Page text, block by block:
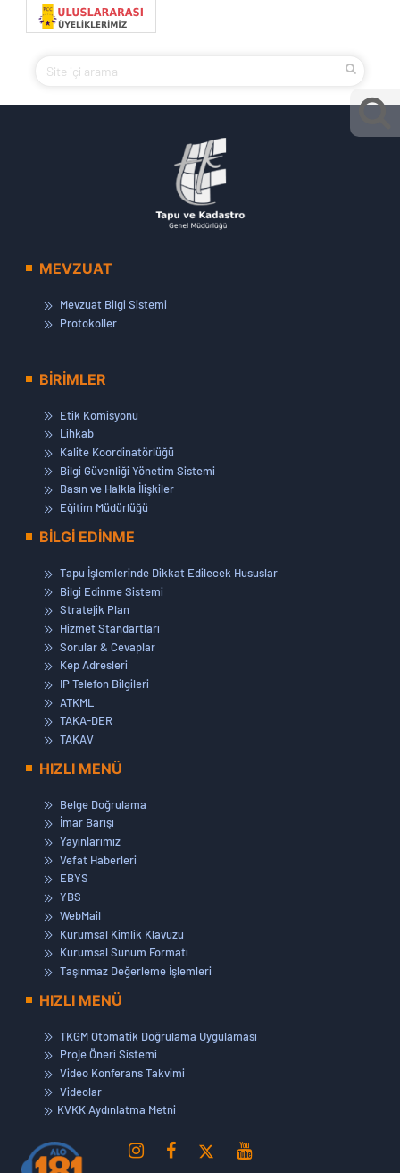
MEVZUAT
Mevzuat Bilgi Sistemi
Protokoller
BİRİMLER
Etik Komisyonu
Lihkab
Kalite Koordinatörlüğü
Bilgi Güvenliği Yönetim Sistemi
Basın ve Halkla İlişkiler
Eğitim Müdürlüğü
BİLGİ EDİNME
Tapu İşlemlerinde Dikkat Edilecek Hususlar
Bilgi Edinme Sistemi
Stratejik Plan
Hizmet Standartları
Sorular & Cevaplar
Kep Adresleri
IP Telefon Bilgileri
ATKML
TAKA-DER
TAKAV
HIZLI MENÜ
Belge Doğrulama
İmar Barışı
Yayınlarımız
Vefat Haberleri
EBYS
YBS
WebMail
Kurumsal Kimlik Klavuzu
Kurumsal Sunum Formatı
Taşınmaz Değerleme İşlemleri
HIZLI MENÜ
TKGM Otomatik Doğrulama Uygulaması
Proje Öneri Sistemi
Video Konferans Takvimi
Videolar
KVKK Aydınlatma Metni